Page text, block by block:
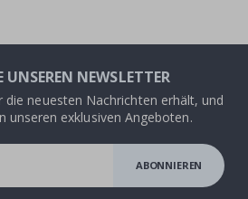
NEWSLETTER
die neuesten Nachrichten erhält, und
unseren exklusiven Angeboten.
ABONNIEREN